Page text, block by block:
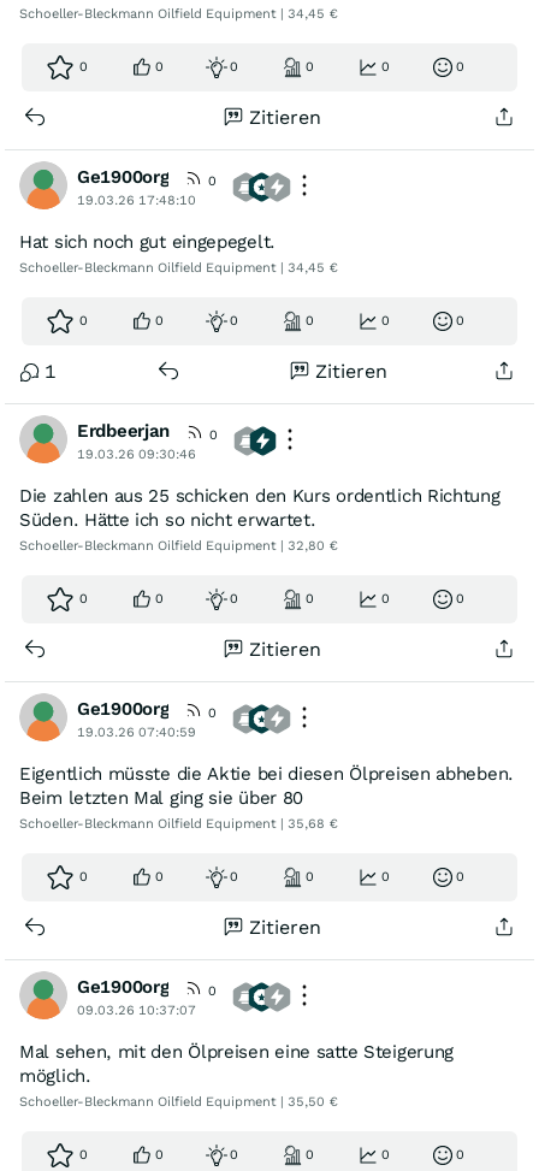
Schoeller-Bleckmann Oilfield Equipment | 34,45 €
0 0 0 0 0 0
Zitieren
Ge1900org
0
19.03.26 17:48:10
Hat sich noch gut eingepegelt.
Schoeller-Bleckmann Oilfield Equipment | 34,45 €
0 0 0 0 0 0
1 Zitieren
Erdbeerjan
0
19.03.26 09:30:46
Die zahlen aus 25 schicken den Kurs ordentlich Richtung
Süden. Hätte ich so nicht erwartet.
Schoeller-Bleckmann Oilfield Equipment | 32,80 €
0 0 0 0 0 0
Zitieren
Ge1900org
0
19.03.26 07:40:59
Eigentlich müsste die Aktie bei diesen Ölpreisen abheben.
Beim letzten Mal ging sie über 80
Schoeller-Bleckmann Oilfield Equipment | 35,68 €
0 0 0 0 0 0
Zitieren
Ge1900org
0
09.03.26 10:37:07
Mal sehen, mit den Ölpreisen eine satte Steigerung
möglich.
Schoeller-Bleckmann Oilfield Equipment | 35,50 €
0 0 0 0 0 0